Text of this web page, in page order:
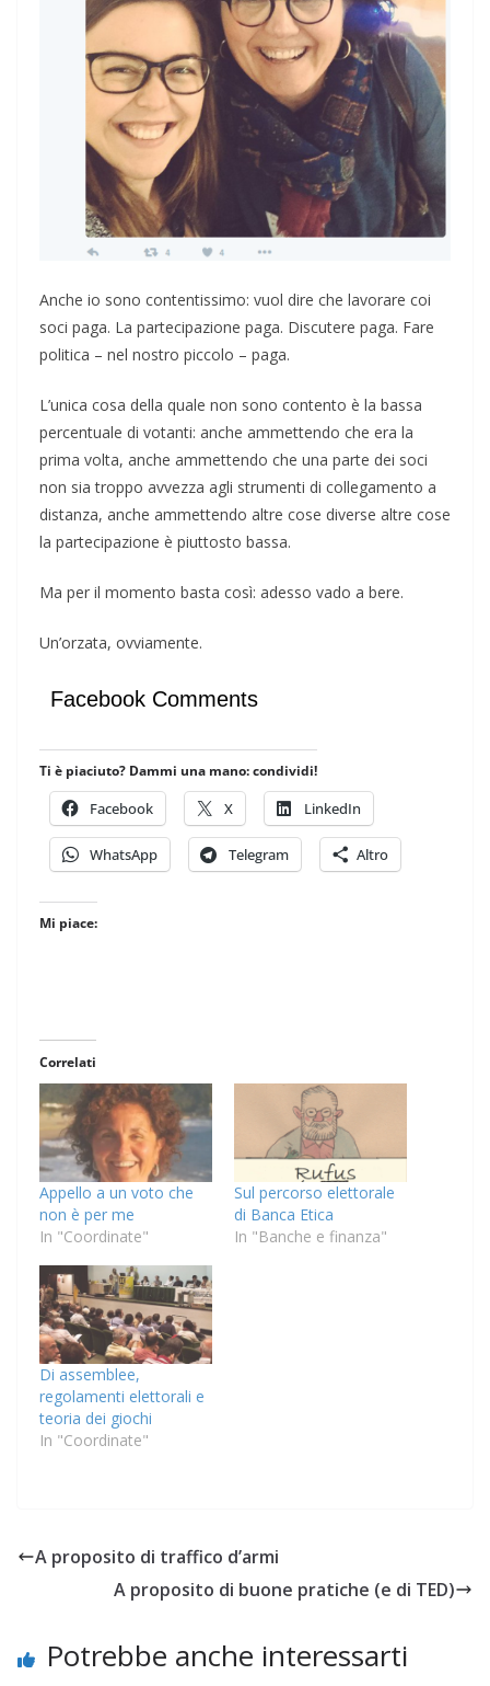
Anche io sono contentissimo: vuol dire che lavorare coi
soci paga. La partecipazione paga. Discutere paga. Fare
politica – nel nostro piccolo – paga.
L’unica cosa della quale non sono contento è la bassa
percentuale di votanti: anche ammettendo che era la
prima volta, anche ammettendo che una parte dei soci
non sia troppo avvezza agli strumenti di collegamento a
distanza, anche ammettendo altre cose diverse altre cose
la partecipazione è piuttosto bassa.
Ma per il momento basta così: adesso vado a bere.
Un’orzata, ovviamente.
Facebook Comments
Ti è piaciuto? Dammi una mano: condividi!
Facebook X LinkedIn
WhatsApp Telegram Altro
Mi piace:
Correlati
Appello a un voto che
non è per me
In "Coordinate"
Sul percorso elettorale
di Banca Etica
In "Banche e finanza"
Di assemblee,
regolamenti elettorali e
teoria dei giochi
In "Coordinate"
A proposito di traffico d’armi
A proposito di buone pratiche (e di TED)
Potrebbe anche interessarti